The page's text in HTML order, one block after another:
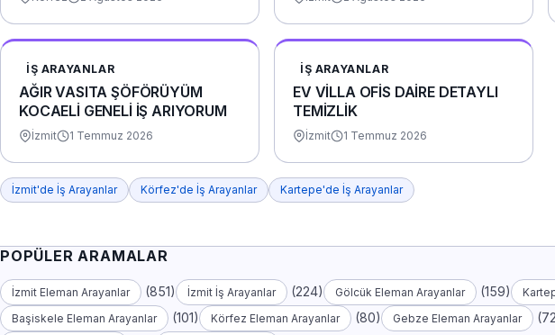
İŞ ARAYANLAR
AĞIR VASITA ŞÖFÖRÜYÜM
KOCAELİ GENELİ İŞ ARIYORUM
İzmit 1 Temmuz 2026
İŞ ARAYANLAR
EV VİLLA OFİS DAİRE DETAYLI
TEMİZLİK
İzmit 1 Temmuz 2026
İzmit'de İş Arayanlar Körfez'de İş Arayanlar Kartepe'de İş Arayanlar
POPÜLER ARAMALAR
İzmit Eleman Arayanlar (851) İzmit İş Arayanlar (224) Gölcük Eleman Arayanlar (159)
Başiskele Eleman Arayanlar (101) Körfez Eleman Arayanlar (80) Gebze Eleman Arayanlar